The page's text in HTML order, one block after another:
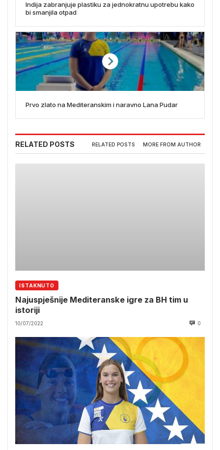
Indija zabranjuje plastiku za jednokratnu upotrebu kako
bi smanjila otpad
Prvo zlato na Mediteranskim i naravno Lana Pudar
RELATED POSTS RELATED POSTS MORE FROM AUTHOR
ISTAKNUTO
Najuspješnije Mediteranske igre za BH tim u
istoriji
10/07/2022 0